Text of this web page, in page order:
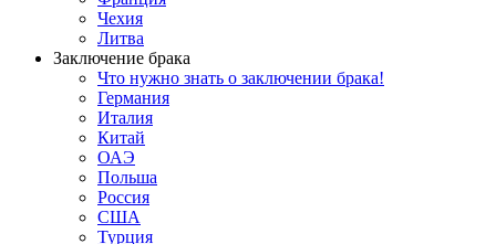
Чехия
Литва
Заключение брака
Что нужно знать о заключении брака!
Германия
Италия
Китай
ОАЭ
Польша
Россия
США
Турция